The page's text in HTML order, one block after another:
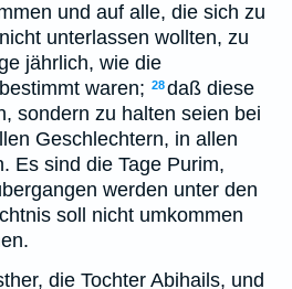
und auf alle, die sich zu
unterlassen wollten, zu
jährlich, wie die
waren; 28daß diese
sondern zu halten seien bei
Geschlechtern, in allen
Es sind die Tage Purim,
werden unter den
soll nicht umkommen
die Tochter Abihails, und